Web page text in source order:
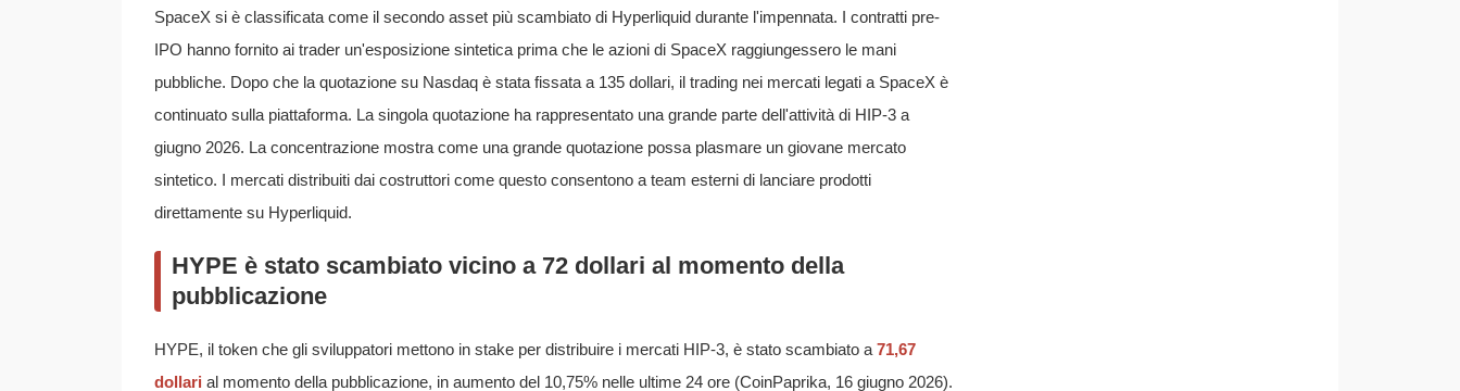
SpaceX si è classificata come il secondo asset più scambiato di Hyperliquid durante l'impennata. I contratti pre-
IPO hanno fornito ai trader un'esposizione sintetica prima che le azioni di SpaceX raggiungessero le mani
pubbliche. Dopo che la quotazione su Nasdaq è stata fissata a 135 dollari, il trading nei mercati legati a SpaceX è
continuato sulla piattaforma. La singola quotazione ha rappresentato una grande parte dell'attività di HIP-3 a
giugno 2026. La concentrazione mostra come una grande quotazione possa plasmare un giovane mercato
sintetico. I mercati distribuiti dai costruttori come questo consentono a team esterni di lanciare prodotti
direttamente su Hyperliquid.
HYPE è stato scambiato vicino a 72 dollari al momento della
pubblicazione
HYPE, il token che gli sviluppatori mettono in stake per distribuire i mercati HIP-3, è stato scambiato a 71,67
dollari al momento della pubblicazione, in aumento del 10,75% nelle ultime 24 ore (CoinPaprika, 16 giugno 2026).